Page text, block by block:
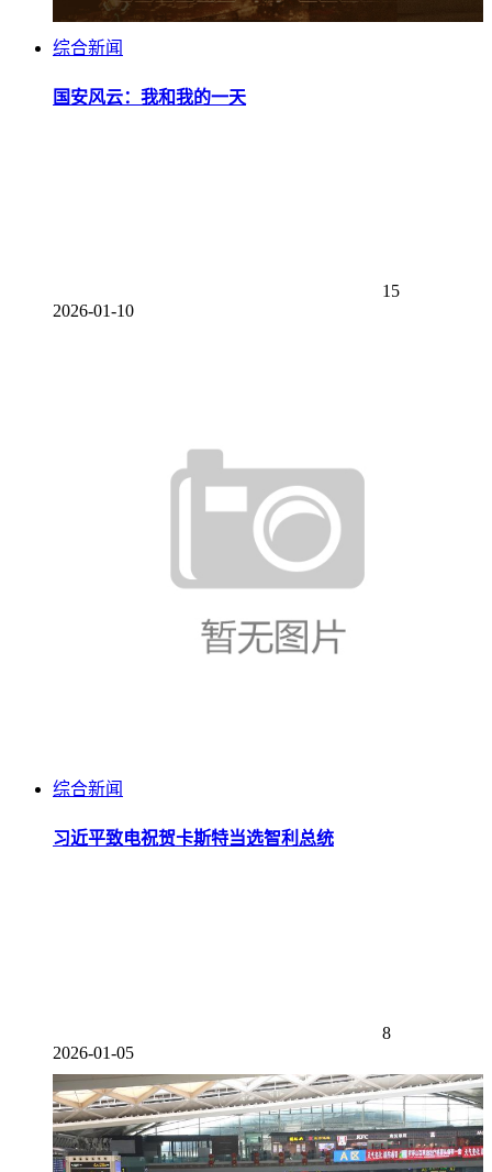
综合新闻
国安风云：我和我的一天
15
2026-01-10
综合新闻
习近平致电祝贺卡斯特当选智利总统
8
2026-01-05